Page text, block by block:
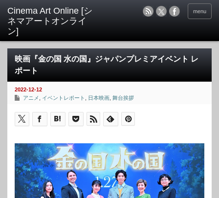
menu
映画『金の国 水の国』ジャパンプレミアイベント レ
ポート
2022-12-12
アニメ
イベントレポート 日本映画 舞台挨拶